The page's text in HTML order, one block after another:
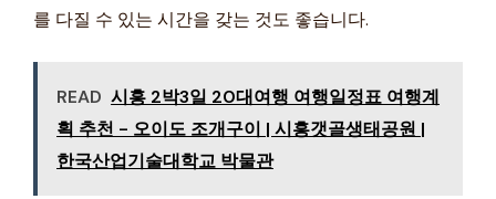
를 다질 수 있는 시간을 갖는 것도 좋습니다.
READ 시흥 2박3일 20대여행 여행일정표 여행계
획 추천 - 오이도 조개구이 | 시흥갯골생태공원 |
한국산업기술대학교 박물관